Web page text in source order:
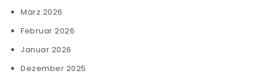
März 2026
Februar 2026
Januar 2026
Dezember 2025